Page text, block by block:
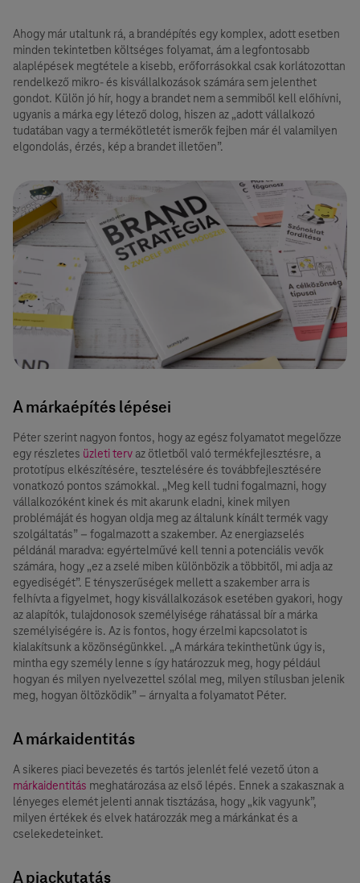
Ahogy már utaltunk rá, a brandépítés egy komplex, adott esetben
minden tekintetben költséges folyamat, ám a legfontosabb
alaplépések megtétele a kisebb, erőforrásokkal csak korlátozottan
rendelkező mikro- és kisvállalkozások számára sem jelenthet
gondot. Külön jó hír, hogy a brandet nem a semmiből kell előhívni,
ugyanis a márka egy létező dolog, hiszen az „adott vállalkozó
tudatában vagy a termékötletét ismerők fejben már él valamilyen
elgondolás, érzés, kép a brandet illetően”.
A márkaépítés lépései
Péter szerint nagyon fontos, hogy az egész folyamatot megelőzze
egy részletes üzleti terv az ötletből való termékfejlesztésre, a
prototípus elkészítésére, tesztelésére és továbbfejlesztésére
vonatkozó pontos számokkal. „Meg kell tudni fogalmazni, hogy
vállalkozóként kinek és mit akarunk eladni, kinek milyen
problémáját és hogyan oldja meg az általunk kínált termék vagy
szolgáltatás” – fogalmazott a szakember. Az energiazselés
példánál maradva: egyértelművé kell tenni a potenciális vevők
számára, hogy „ez a zselé miben különbözik a többitől, mi adja az
egyediségét”. E tényszerűségek mellett a szakember arra is
felhívta a figyelmet, hogy kisvállalkozások esetében gyakori, hogy
az alapítók, tulajdonosok személyisége ráhatással bír a márka
személyiségére is. Az is fontos, hogy érzelmi kapcsolatot is
kialakítsunk a közönségünkkel. „A márkára tekinthetünk úgy is,
mintha egy személy lenne s így határozzuk meg, hogy például
hogyan és milyen nyelvezettel szólal meg, milyen stílusban jelenik
meg, hogyan öltözködik” – árnyalta a folyamatot Péter.
A márkaidentitás
A sikeres piaci bevezetés és tartós jelenlét felé vezető úton a
márkaidentitás meghatározása az első lépés. Ennek a szakasznak a
lényeges elemét jelenti annak tisztázása, hogy „kik vagyunk”,
milyen értékek és elvek határozzák meg a márkánkat és a
cselekedeteinket.
A piackutatás